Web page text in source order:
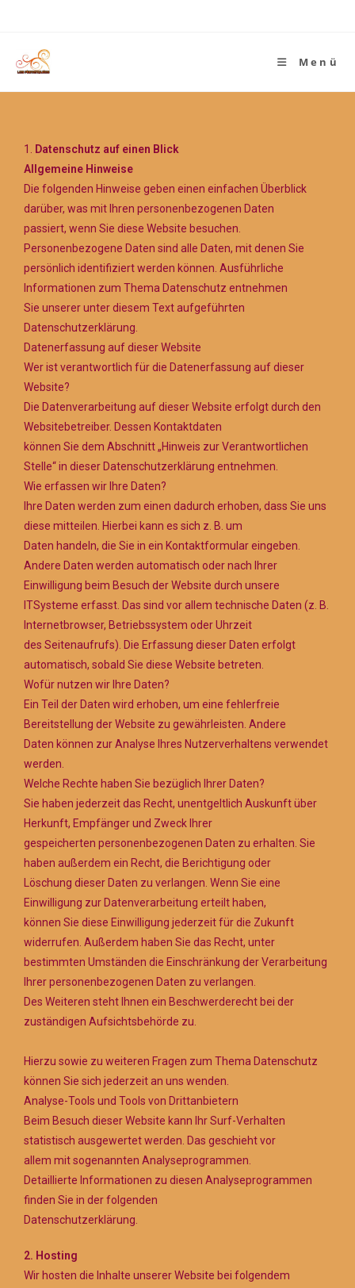
Menü
1.
Datenschutz auf einen Blick
Allgemeine Hinweise
Die folgenden Hinweise geben einen einfachen Überblick
darüber, was mit Ihren personenbezogenen Daten
passiert, wenn Sie diese Website besuchen.
Personenbezogene Daten sind alle Daten, mit denen Sie
persönlich identifiziert werden können. Ausführliche
Informationen zum Thema Datenschutz entnehmen
Sie unserer unter diesem Text aufgeführten
Datenschutzerklärung.
Datenerfassung auf dieser Website
Wer ist verantwortlich für die Datenerfassung auf dieser
Website?
Die Datenverarbeitung auf dieser Website erfolgt durch den
Websitebetreiber. Dessen Kontaktdaten
können Sie dem Abschnitt „Hinweis zur Verantwortlichen
Stelle“ in dieser Datenschutzerklärung entnehmen.
Wie erfassen wir Ihre Daten?
Ihre Daten werden zum einen dadurch erhoben, dass Sie uns
diese mitteilen. Hierbei kann es sich z. B. um
Daten handeln, die Sie in ein Kontaktformular eingeben.
Andere Daten werden automatisch oder nach Ihrer
Einwilligung beim Besuch der Website durch unsere
ITSysteme erfasst. Das sind vor allem technische Daten (z. B.
Internetbrowser, Betriebssystem oder Uhrzeit
des Seitenaufrufs). Die Erfassung dieser Daten erfolgt
automatisch, sobald Sie diese Website betreten.
Wofür nutzen wir Ihre Daten?
Ein Teil der Daten wird erhoben, um eine fehlerfreie
Bereitstellung der Website zu gewährleisten. Andere
Daten können zur Analyse Ihres Nutzerverhaltens verwendet
werden.
Welche Rechte haben Sie bezüglich Ihrer Daten?
Sie haben jederzeit das Recht, unentgeltlich Auskunft über
Herkunft, Empfänger und Zweck Ihrer
gespeicherten personenbezogenen Daten zu erhalten. Sie
haben außerdem ein Recht, die Berichtigung oder
Löschung dieser Daten zu verlangen. Wenn Sie eine
Einwilligung zur Datenverarbeitung erteilt haben,
können Sie diese Einwilligung jederzeit für die Zukunft
widerrufen. Außerdem haben Sie das Recht, unter
bestimmten Umständen die Einschränkung der Verarbeitung
Ihrer personenbezogenen Daten zu verlangen.
Des Weiteren steht Ihnen ein Beschwerderecht bei der
zuständigen Aufsichtsbehörde zu.
Hierzu sowie zu weiteren Fragen zum Thema Datenschutz
können Sie sich jederzeit an uns wenden.
Analyse-Tools und Tools von Drittanbietern
Beim Besuch dieser Website kann Ihr Surf-Verhalten
statistisch ausgewertet werden. Das geschieht vor
allem mit sogenannten Analyseprogrammen.
Detaillierte Informationen zu diesen Analyseprogrammen
finden Sie in der folgenden
Datenschutzerklärung.
2. Hosting
Wir hosten die Inhalte unserer Website bei folgendem